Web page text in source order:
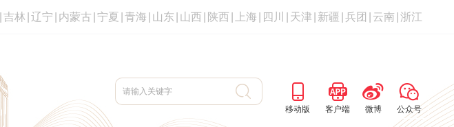
吉林 辽宁 内蒙古 宁夏 青海 山东 山西 陕西 上海 四川 天津 新疆 兵团 云南 浙江
移动版 客户端 微博 公众号